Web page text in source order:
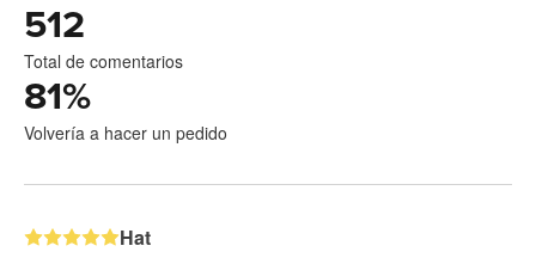
512
Total de comentarios
81%
Volvería a hacer un pedido
Hat